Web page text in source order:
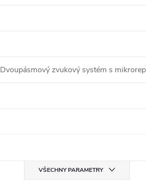
Dvoupásmový zvukový systém s
VŠECHNY PARAMETRY